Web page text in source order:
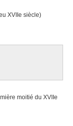
XVIIe siècle)
moitié du XVIIe